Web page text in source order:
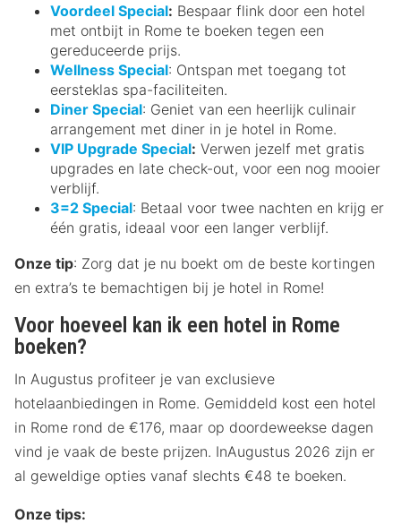
Voordeel Special: Bespaar flink door een hotel
met ontbijt in Rome te boeken tegen een
gereduceerde prijs.
Wellness Special: Ontspan met toegang tot
eersteklas spa-faciliteiten.
Diner Special: Geniet van een heerlijk culinair
arrangement met diner in je hotel in Rome.
VIP Upgrade Special: Verwen jezelf met gratis
upgrades en late check-out, voor een nog mooier
verblijf.
3=2 Special: Betaal voor twee nachten en krijg er
één gratis, ideaal voor een langer verblijf.
Onze tip: Zorg dat je nu boekt om de beste kortingen
en extra’s te bemachtigen bij je hotel in Rome!
Voor hoeveel kan ik een hotel in Rome
boeken?
In Augustus profiteer je van exclusieve
hotelaanbiedingen in Rome. Gemiddeld kost een hotel
in Rome rond de €176, maar op doordeweekse dagen
vind je vaak de beste prijzen. InAugustus 2026 zijn er
al geweldige opties vanaf slechts €48 te boeken.
Onze tips: